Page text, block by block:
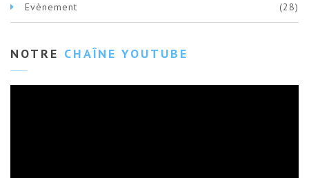
Evènement (28)
NOTRE CHAÎNE YOUTUBE